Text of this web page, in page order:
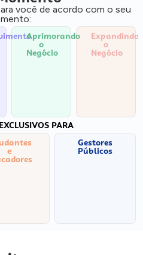
você de acordo com o seu
Aprimorando
o
Negócio
Expandindo
o
Negócio
PARA
e
Gestores
Públicos